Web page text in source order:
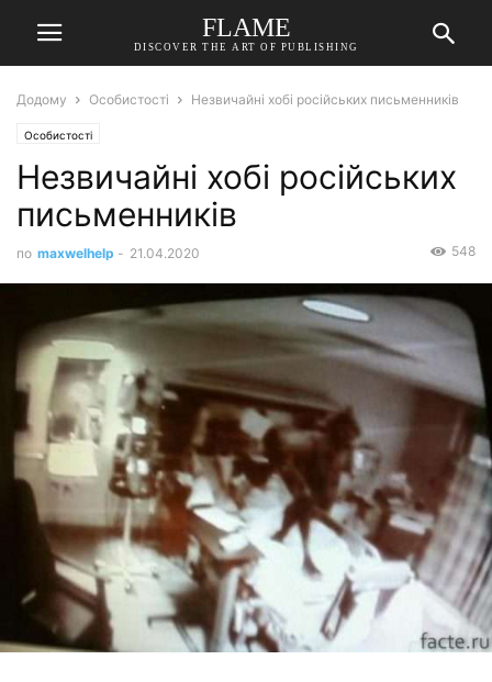
FLAME
DISCOVER THE ART OF PUBLISHING
Додому Особистості Незвичайні хобі російських письменників
Особистості
Незвичайні хобі російських
письменників
по maxwelhelp - 21.04.2020 548